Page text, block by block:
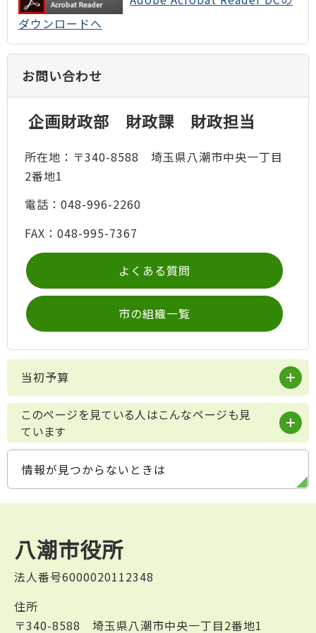
ダウンロードへ
お問い合わせ
企画財政部 財政課 財政担当
所在地：〒340-8588 埼玉県八潮市中央一丁目
2番地1
電話：048-996-2260
FAX：048-995-7367
よくある質問
市の組織一覧
当初予算
このページを見ている人はこんなページも見
ています
情報が見つからないときは
八潮市役所
法人番号6000020112348
住所
〒340-8588 埼玉県八潮市中央一丁目2番地1